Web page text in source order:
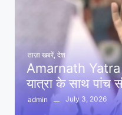
ताज़ा खबरें देश
Amarnath Yatra
यात्रा के साथ पांच
admin July 3, 2026